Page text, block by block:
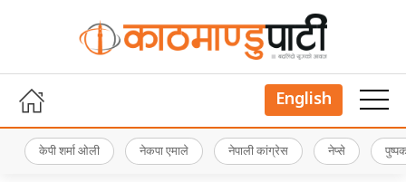
English
केपी शर्मा ओली नेकपा एमाले नेपाली कांग्रेस नेप्से